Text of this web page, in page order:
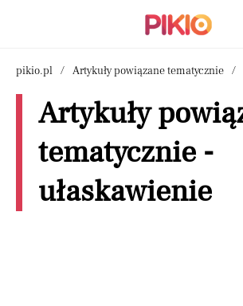
pikio.pl Artykuły powiązane tematycznie
Artykuły
tematycznie -
ułaskawienie